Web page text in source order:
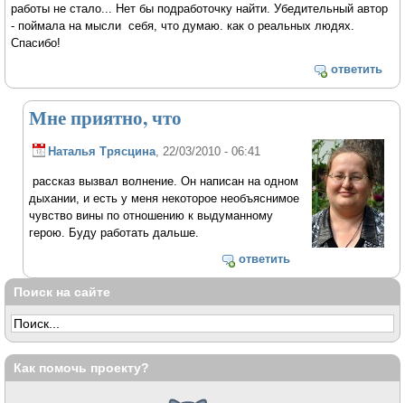
работы не стало... Нет бы подработочку найти. Убедительный автор
- поймала на мысли себя, что думаю. как о реальных людях.
Спасибо!
ответить
Мне приятно, что
Наталья Трясцина, 22/03/2010 - 06:41
рассказ вызвал волнение. Он написан на одном
дыхании, и есть у меня некоторое необъяснимое
чувство вины по отношению к выдуманному
герою. Буду работать дальше.
ответить
Поиск на сайте
Как помочь проекту?